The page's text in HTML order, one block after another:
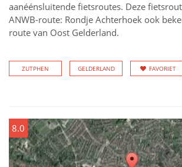
aanéénsluitende fietsroutes. Deze
ANWB-route: Rondje Achterhoek ook
route van Oost Gelderland.
ZUTPHEN GELDERLAND FAVORIET
8.0